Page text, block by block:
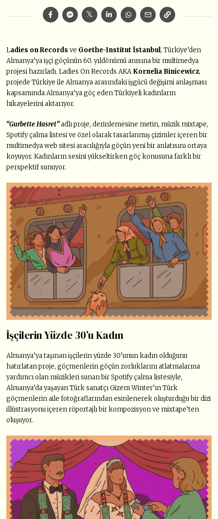
Ladies on Records ve Goethe-Institut İstanbul, Türkiye’den
Almanya’ya işçi göçünün 60. yıldönümü anısına bir multimedya
projesi hazırladı. Ladies On Records AKAKornelia Binicewicz,
projede Türkiye ile Almanya arasındaki işgücü değişimi anlaşması
kapsamında Almanya’ya göç eden Türkiyeli kadınların
hikayelerini aktarıyor.
“Gurbette Hasret”adlı proje, derinlemesine metin, müzik mixtape,
Spotify çalma listesi ve özel olarak tasarlanmış çizimler içeren bir
multimedya web sitesi aracılığıyla göçün yeni bir anlatısını ortaya
koyuyor. Kadınların sesini yükseltirken göç konusuna farklı bir
perspektif sunuyor.
İşçilerin Yüzde 30’u Kadın
Almanya’ya taşınan işçilerin yüzde 30’unun kadın olduğunu
hatırlatan proje, göçmenlerin göçün zorluklarını atlatmalarına
yardımcı olan müzikleri sunan bir Spotify çalma listesiyle,
Almanya’da yaşayan Türk sanatçı Gizem Winter’ın Türk
göçmenlerin aile fotoğraflarından esinlenerek oluşturduğu bir dizi
illüstrasyonu içeren röportajlı bir kompozisyon ve mixtape’ten
oluşuyor.